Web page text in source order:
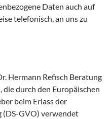
Daten auch auf
telefonisch, an uns zu
Hermann Refisch Beratung
durch den Europäischen
beim Erlass der
GVO) verwendet